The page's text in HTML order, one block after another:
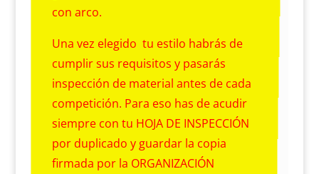
con arco.
Una vez elegido tu estilo habrás de
cumplir sus requisitos y pasarás
inspección de material antes de cada
competición. Para eso has de acudir
siempre con tu HOJA DE INSPECCIÓN
por duplicado y guardar la copia
firmada por la ORGANIZACIÓN